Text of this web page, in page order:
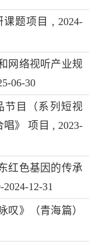
题项目 , 2024-
网络视听产业规
06-30
节目（系列短视
》 项目 , 2023-
红色基因的传承
12-31
叹》（青海篇）